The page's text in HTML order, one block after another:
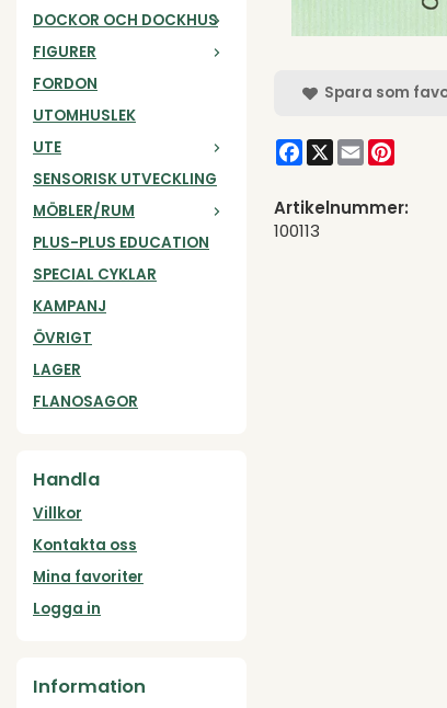
DOCKOR OCH DOCKHUS
FIGURER
FORDON
UTOMHUSLEK
UTE
SENSORISK UTVECKLING
MÖBLER/RUM
PLUS-PLUS EDUCATION
SPECIAL CYKLAR
KAMPANJ
ÖVRIGT
LAGER
FLANOSAGOR
Handla
Villkor
Kontakta oss
Mina favoriter
Logga in
Information
Spara som
Facebook
X Email
Artikelnummer:
100113